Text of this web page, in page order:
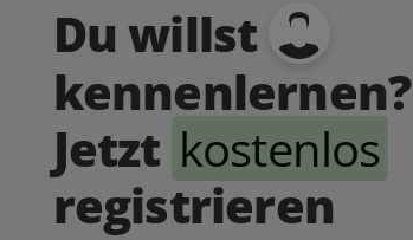
Du willst
kennenlernen?
Jetzt kostenlos
registrieren